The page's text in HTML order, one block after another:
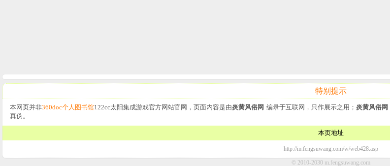
特别提示
本网页并非360doc个人图书馆122cc太阳集成游戏官方网站官网，页面内容是由炎黄风俗网 编录于互联网，只作展示之用； 炎黄风俗网
真伪。
本页地址
http://m.fengsuwang.com/w/web428.asp
© 2010-2030 m.fengsuwang.com